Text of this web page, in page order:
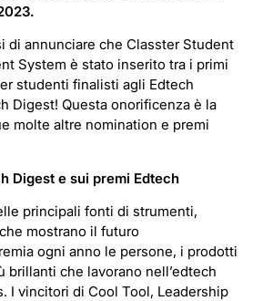
di annunciare che Classter Student
System è stato inserito tra i primi
studenti finalisti agli Edtech
Digest! Questa onorificenza è la
molte altre nomination e premi
Digest e sui premi Edtech
principali fonti di strumenti,
mostrano il futuro
ogni anno le persone, i prodotti
brillanti che lavorano nell’edtech
I vincitori di Cool Tool, Leadership